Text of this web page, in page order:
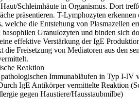
Schleimhäute in Organismus. Dort
präsentieren. T-Lymphozyten
welche die Entstehung von Plasmazellen
basophilen Granulozyten und binden sich
effektive Verstärkung derIgE
die Freisetzung von Mediatoren aus den
Reaktion
Immunabläufen in Typ I-IV
IgE Antikörper vermittelte Reaktion
gegen Haustiere/Hausstaubmilbe)